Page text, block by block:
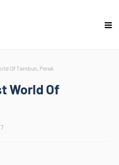
Of Tambun, Perak
World Of